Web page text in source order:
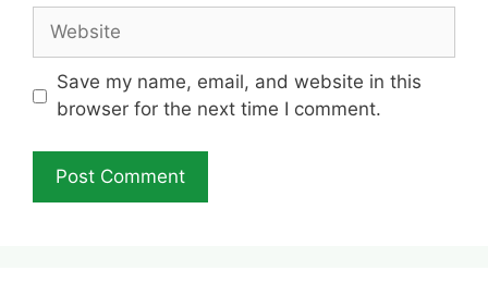
Website
Save my name, email, and website in this
browser for the next time I comment.